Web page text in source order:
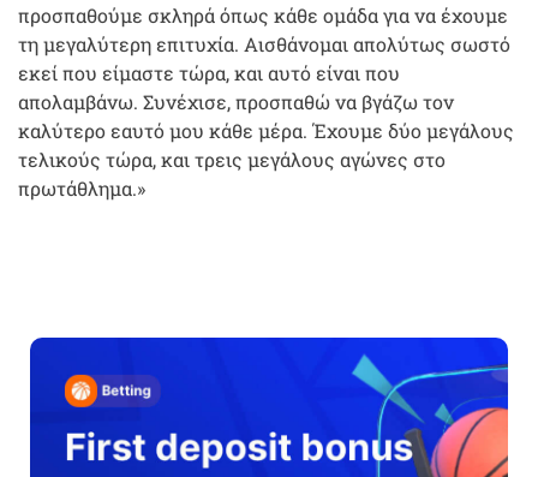
προσπαθούμε σκληρά όπως κάθε ομάδα για να έχουμε
τη μεγαλύτερη επιτυχία. Αισθάνομαι απολύτως σωστό
εκεί που είμαστε τώρα, και αυτό είναι που
απολαμβάνω. Συνέχισε, προσπαθώ να βγάζω τον
καλύτερο εαυτό μου κάθε μέρα. Έχουμε δύο μεγάλους
τελικούς τώρα, και τρεις μεγάλους αγώνες στο
πρωτάθλημα.»